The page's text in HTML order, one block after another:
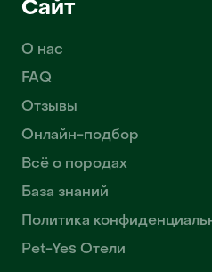
Сайт
О нас
FAQ
Отзывы
Онлайн-подбор
Всё о породах
База знаний
Политика
Pet-Yes Отели